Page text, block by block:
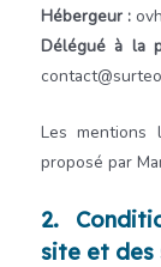
Hébergeur :
Délégué à la
Les mentions
proposé par
2.
site et des